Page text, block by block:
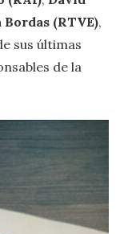
(RTVE),
sus últimas
de la